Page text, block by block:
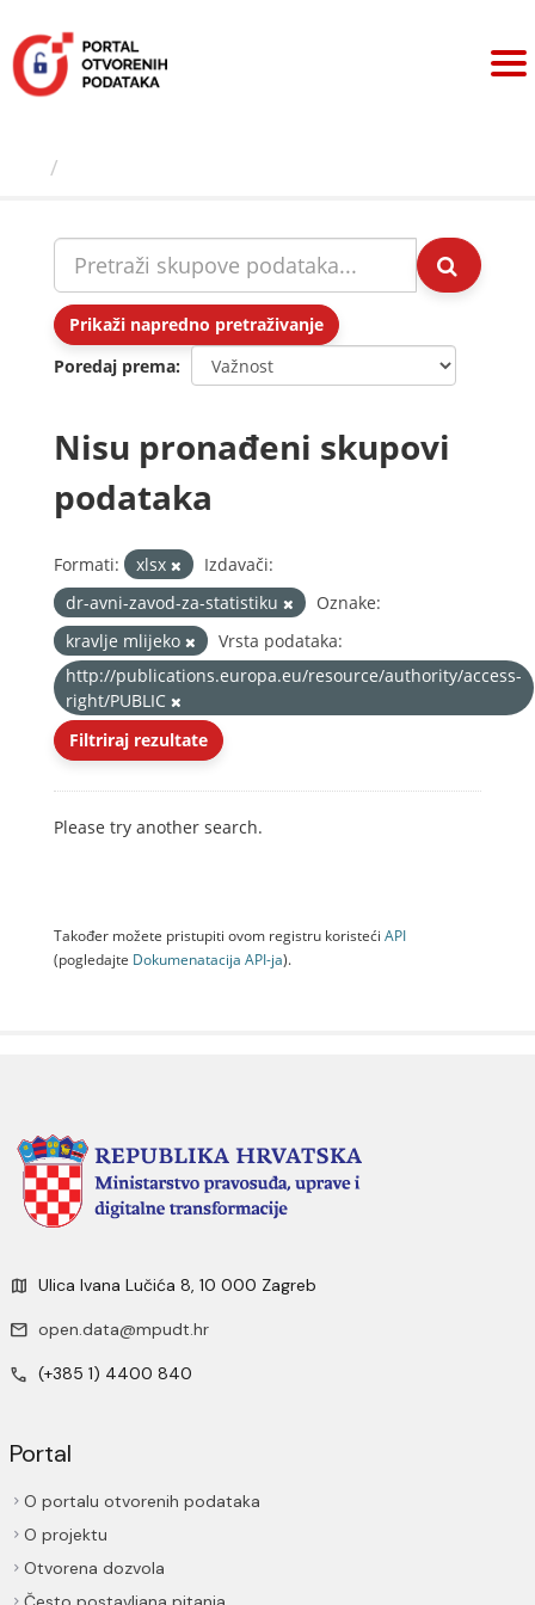
sadržaj
Prikaži napredno pretraživanje
Poredaj prema
Nisu pronađeni skupovi
podataka
Formati: xlsx
Izdavači:
dr-avni-zavod-za-statistiku
Oznake:
kravlje mlijeko
Vrsta podataka:
http://publications.europa.eu/resource/authority/access-
right/PUBLIC
Filtriraj rezultate
Please try another search.
Također možete pristupiti ovom registru koristeći API
(pogledajte Dokumenаtаcijа API-jа).